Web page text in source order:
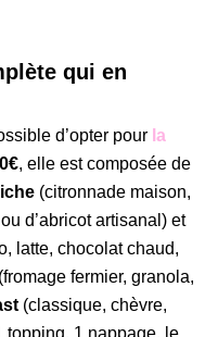
qui en
d’opter pour la
, elle est composée de
(citronnade maison,
d’abricot artisanal) et
latte, chocolat chaud,
(fromage fermier, granola,
(classique, chèvre,
topping, 1 nappage, le